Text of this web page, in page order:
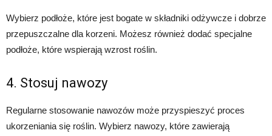
Wybierz podłoże, które jest bogate w składniki odżywcze i dobrze
przepuszczalne dla korzeni. Możesz również dodać specjalne
podłoże, które wspierają wzrost roślin.
4. Stosuj nawozy
Regularne stosowanie nawozów może przyspieszyć proces
ukorzeniania się roślin. Wybierz nawozy, które zawierają